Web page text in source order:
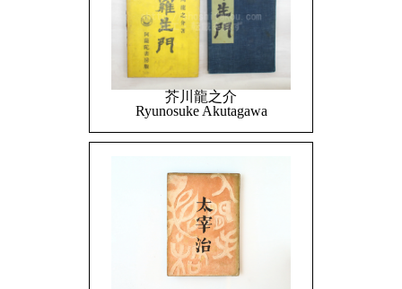
芥川龍之介
Ryunosuke Akutagawa